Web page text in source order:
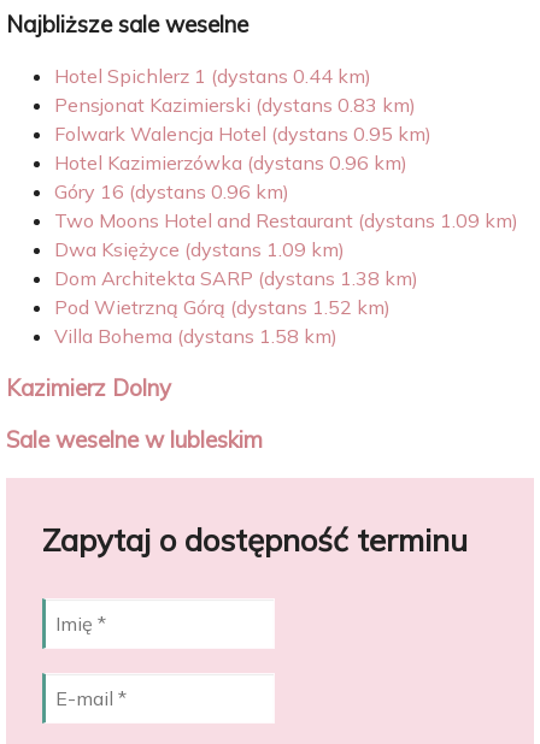
Najbliższe sale weselne
Hotel Spichlerz 1 (dystans 0.44 km)
Pensjonat Kazimierski (dystans 0.83 km)
Folwark Walencja Hotel (dystans 0.95 km)
Hotel Kazimierzówka (dystans 0.96 km)
Góry 16 (dystans 0.96 km)
Two Moons Hotel and Restaurant (dystans 1.09 km)
Dwa Księżyce (dystans 1.09 km)
Dom Architekta SARP (dystans 1.38 km)
Pod Wietrzną Górą (dystans 1.52 km)
Villa Bohema (dystans 1.58 km)
Kazimierz Dolny
Sale weselne w lubleskim
Zapytaj o dostępność terminu